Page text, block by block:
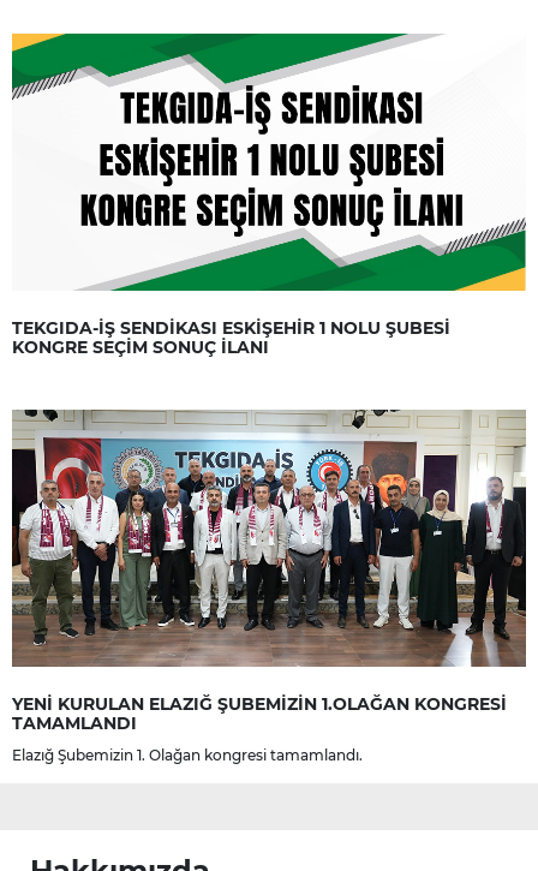
TEKGIDA-İŞ SENDİKASI ESKİŞEHİR 1 NOLU ŞUBESİ
KONGRE SEÇİM SONUÇ İLANI
YENİ KURULAN ELAZIĞ ŞUBEMİZİN 1.OLAĞAN KONGRESİ
TAMAMLANDI
Elazığ Şubemizin 1. Olağan kongresi tamamlandı.